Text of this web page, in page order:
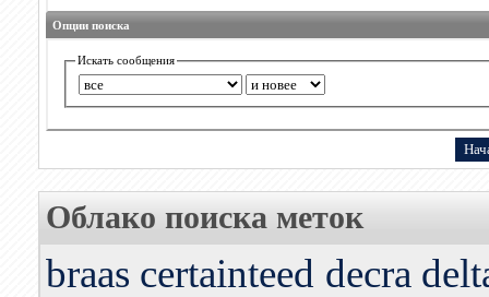
Опции поиска
Искать сообщения
Облако поиска меток
braas certainteed decra